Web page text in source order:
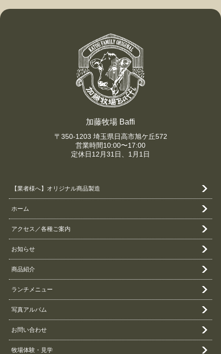
加藤牧場 Baffi
〒350-1203 埼玉県日高市旭ケ丘572
営業時間10:00〜17:00
定休日12月31日、1月1日
【業者様へ】オリジナル商品製造
ホーム
アクセス／各種ご案内
お知らせ
商品紹介
ランチメニュー
写真アルバム
お問い合わせ
牧場体験・見学